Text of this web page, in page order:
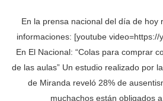
En la prensa nacional del día de hoy
informaciones: [youtube video=https://
En El Nacional: “Colas para comprar
de las aulas” Un estudio realizado por
de Miranda reveló 28% de
muchachos están obligados